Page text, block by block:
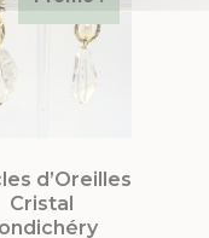
d’Oreilles
Cristal